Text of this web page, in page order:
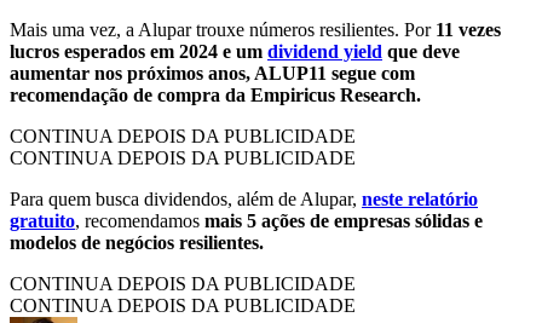
Mais uma vez, a Alupar trouxe números resilientes. Por 11 vezes
lucros esperados em 2024 e um dividend yield que deve
aumentar nos próximos anos, ALUP11 segue com
recomendação de compra da Empiricus Research.
CONTINUA DEPOIS DA PUBLICIDADE
CONTINUA DEPOIS DA PUBLICIDADE
Para quem busca dividendos, além de Alupar, neste relatório
gratuito, recomendamos mais 5 ações de empresas sólidas e
modelos de negócios resilientes.
CONTINUA DEPOIS DA PUBLICIDADE
CONTINUA DEPOIS DA PUBLICIDADE